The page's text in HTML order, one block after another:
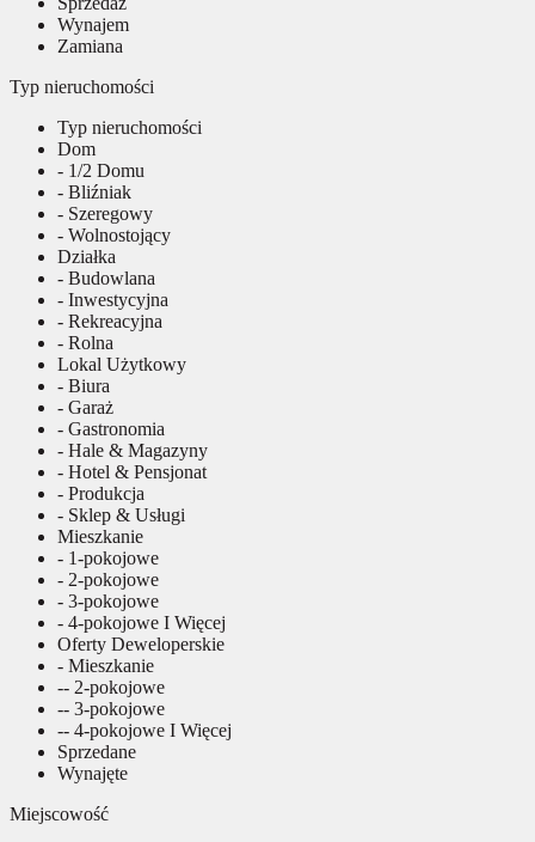
Wynajem
Zamiana
Typ nieruchomości
Typ nieruchomości
Dom
- 1/2 Domu
- Bliźniak
- Szeregowy
- Wolnostojący
Działka
- Budowlana
- Inwestycyjna
- Rekreacyjna
- Rolna
Lokal Użytkowy
- Biura
- Garaż
- Gastronomia
- Hale & Magazyny
- Hotel & Pensjonat
- Produkcja
- Sklep & Usługi
Mieszkanie
- 1-pokojowe
- 2-pokojowe
- 3-pokojowe
- 4-pokojowe I Więcej
Oferty Deweloperskie
- Mieszkanie
-- 2-pokojowe
-- 3-pokojowe
-- 4-pokojowe I Więcej
Sprzedane
Wynajęte
Miejscowość